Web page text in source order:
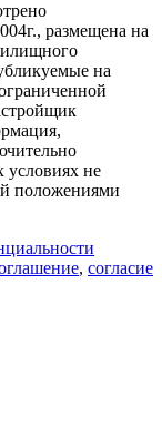
размещена на
на
не
положениями
, cогласие